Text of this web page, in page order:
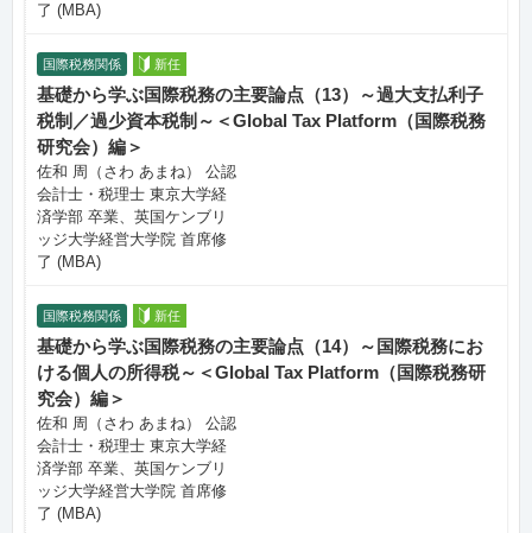
了 (MBA)
国際税務関係 新任
基礎から学ぶ国際税務の主要論点（13）～過大支払利子
税制／過少資本税制～＜Global Tax Platform（国際税務
研究会）編＞
佐和 周（さわ あまね） 公認
会計士・税理士 東京大学経
済学部 卒業、英国ケンブリ
ッジ大学経営大学院 首席修
了 (MBA)
国際税務関係 新任
基礎から学ぶ国際税務の主要論点（14）～国際税務にお
ける個人の所得税～＜Global Tax Platform（国際税務研
究会）編＞
佐和 周（さわ あまね） 公認
会計士・税理士 東京大学経
済学部 卒業、英国ケンブリ
ッジ大学経営大学院 首席修
了 (MBA)